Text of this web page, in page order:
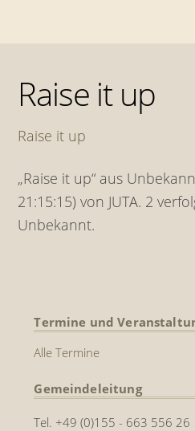
Raise it up
Raise it up
„Raise it up“ aus
21:15:15) von JUTA. 2
Unbekannt.
Termine und
Alle Termine
Gemeindeleitung
Tel. +49 (0)155 - 663 556 26